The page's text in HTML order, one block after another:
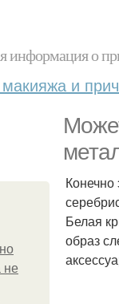
информация о
и
не
Белая
образ